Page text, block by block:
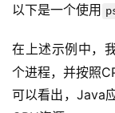
以下是一个使用
在上述示例中，
个进程，并按照
可以看出，Java